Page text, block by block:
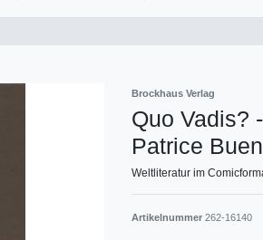
Brockhaus Verlag
Quo Vadis?
Patrice
Weltliteratur im
Artikelnummer 262-16140